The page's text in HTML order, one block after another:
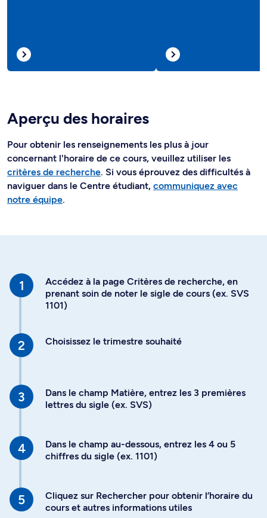
Aperçu des horaires
Pour obtenir les renseignements les plus à jour
concernant l'horaire de ce cours, veuillez utiliser les
critères de recherche. Si vous éprouvez des difficultés à
naviguer dans le Centre étudiant, communiquez avec
notre équipe.
Accédez à la page Critères de recherche, en
prenant soin de noter le sigle de cours (ex. SVS
1101)
Choisissez le trimestre souhaité
Dans le champ Matière, entrez les 3 premières
lettres du sigle (ex. SVS)
Dans le champ au-dessous, entrez les 4 ou 5
chiffres du sigle (ex. 1101)
Cliquez sur Rechercher pour obtenir l’horaire du
cours et autres informations utiles